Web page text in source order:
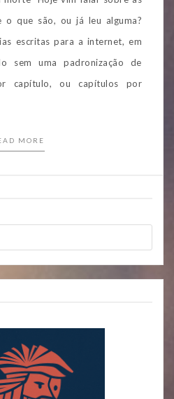
o que são, ou já leu alguma?
escritas para a internet, em
sem uma padronização de
capítulo, ou capítulos por
MORE